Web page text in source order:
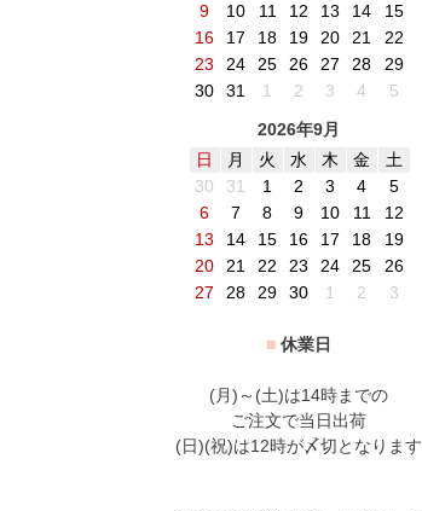
9
10 11 12 13 14
15
16
17 18 19 20 21
22
23
24 25 26 27 28
29
30
31 1 2 3 4
5
2026年9月
日
月 火 水 木 金
土
30
31 1 2 3 4
5
6
7 8 9 10 11
12
13
14 15 16 17 18
19
20
21 22 23 24 25
26
27
28 29 30 1 2 3
■ 休業日
(月)～(土)は14時までの
ご注文で当日出荷
(日)(祝)は12時が〆切となります